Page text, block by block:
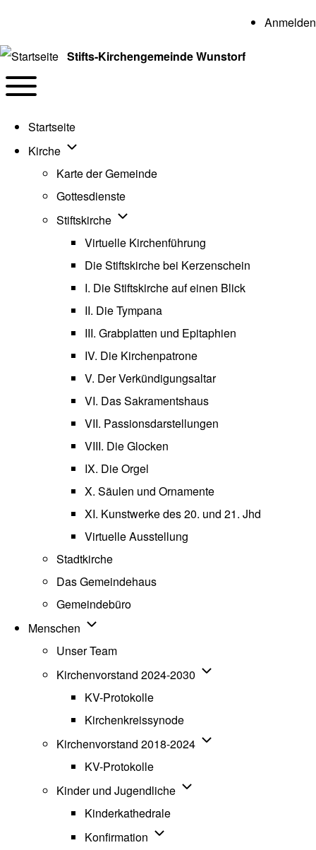
User
Anmelden
Stifts-Kirchengemeinde Wunstorf
Navigation
Startseite
Kirche Unternavigation von Kirche
Karte der Gemeinde
Gottesdienste
Stiftskirche Unternavigation von Stiftskirche
Virtuelle Kirchenführung
Die Stiftskirche bei Kerzenschein
I. Die Stiftskirche auf einen Blick
II. Die Tympana
III. Grabplatten und Epitaphien
IV. Die Kirchenpatrone
V. Der Verkündigungsaltar
VI. Das Sakramentshaus
VII. Passionsdarstellungen
VIII. Die Glocken
IX. Die Orgel
X. Säulen und Ornamente
XI. Kunstwerke des 20. und 21. Jhd
Virtuelle Ausstellung
Stadtkirche
Das Gemeindehaus
Gemeindebüro
Menschen Unternavigation von Menschen
Unser Team
Kirchenvorstand 2024-2030 Unternavigation von
KV-Protokolle
Kirchenkreissynode
Kirchenvorstand 2018-2024 Unternavigation von
KV-Protokolle
Kinder und Jugendliche Unternavigation von
Kinderkathedrale
Konfirmation Unternavigation von